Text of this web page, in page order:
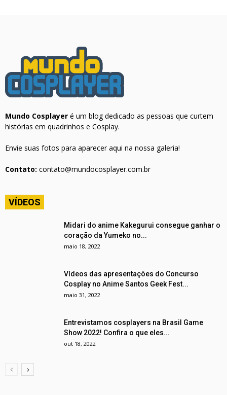
Mundo Cosplayer é um blog dedicado as pessoas que curtem
histórias em quadrinhos e Cosplay.
Envie suas fotos para aparecer aqui na nossa galeria!
Contato: contato@mundocosplayer.com.br
VÍDEOS
Midari do anime Kakegurui consegue ganhar o
coração da Yumeko no...
maio 18, 2022
Vídeos das apresentações do Concurso
Cosplay no Anime Santos Geek Fest...
maio 31, 2022
Entrevistamos cosplayers na Brasil Game
Show 2022! Confira o que eles...
out 18, 2022